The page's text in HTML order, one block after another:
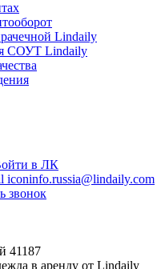
Lindaily
СОУТ Lindaily
в ЛК
info.russia@lindaily.com
звонок
41187